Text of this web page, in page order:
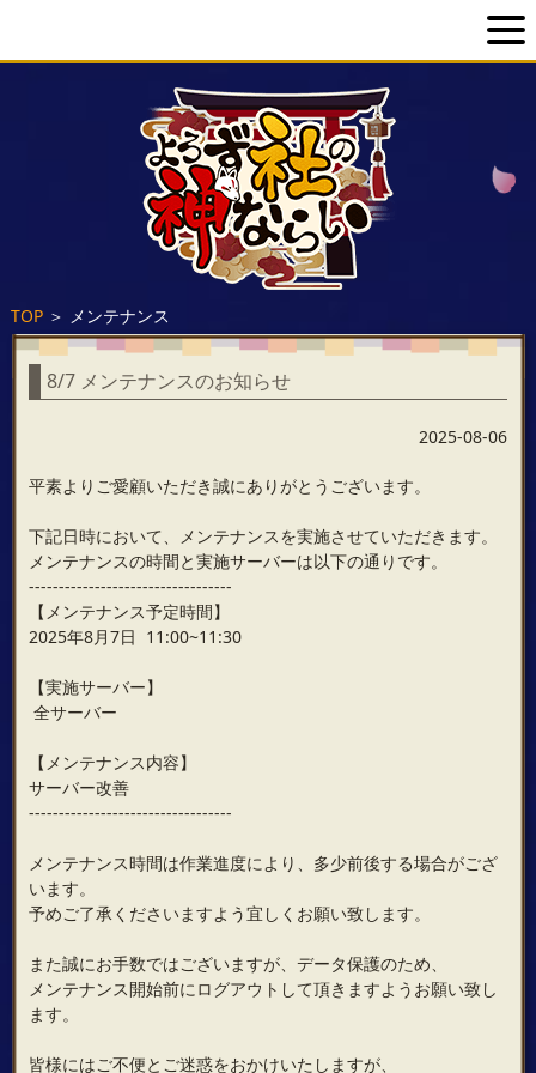
TOP＞ メンテナンス
8/7 メンテナンスのお知らせ
2025-08-06
平素よりご愛顧いただき誠にありがとうございます。
下記日時において、メンテナンスを実施させていただきます。
メンテナンスの時間と実施サーバーは以下の通りです。
----------------------------------
【メンテナンス予定時間】
2025年8月7日 11:00~11:30
【実施サーバー】
全サーバー
【メンテナンス内容】
サーバー改善
----------------------------------
メンテナンス時間は作業進度により、多少前後する場合がござ
います。
予めご了承くださいますよう宜しくお願い致します。
また誠にお手数ではございますが、データ保護のため、
メンテナンス開始前にログアウトして頂きますようお願い致し
ます。
皆様にはご不便とご迷惑をおかけいたしますが、